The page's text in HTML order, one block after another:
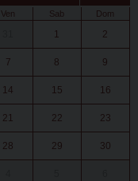
Ven Sab Dom
1 2
7 8 9
14 15 16
21 22 23
28 29 30